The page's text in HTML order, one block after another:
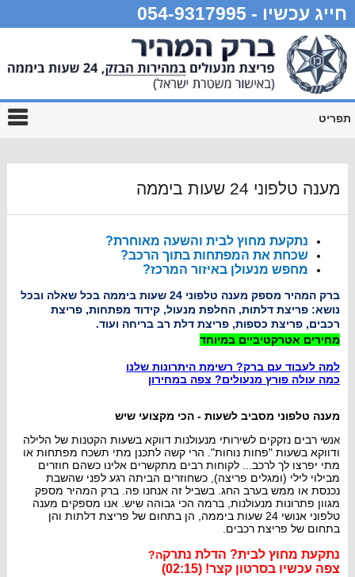
חייג עכשיו - 054-9317995
תפריט
מענה טלפוני 24 שעות ביממה
נתקעת מחוץ לבית והשעה מאוחרת?
שכחת את המפתחות בתוך הרכב?
מחפש מנעולן באיזור המרכז?
ברק המהיר מספק מענה טלפוני 24 שעות ביממה בכל
שאלה ובכל
נושא: פריצת דלתות, החלפת מנעול, קידוד מפתחות, פריצת
רכבים, פריצת כספות, פריצת דלת רב בריחה ועוד.
מחירים אטרקטיביים במיוחד
למה לעבוד עם ברק? רשימת היתרונות שלנו
כמה עולה פורץ מנעולים? צפה במחירון
מענה טלפוני מסביב לשעות - הכי מקצועי שיש
אנשי רבים נזקקים לשירותי מנעולנות דווקא בשעות הקטנות של הלילה
ודווקא בשעות "פחות נוחות". הרי קשה לתכנן מתי תשכח מפתחות או
מתי יפרצו לך לרכב... לקוחות רבים מתקשרים אלינו כשהם חוזרים
מבילוי לילי (ומגלים פריצה), כשחוזרים הביתה רגע לפני שהשבת
נכנסת או ממש בערב החג. בשביל זה אנחנו פה. ברק המהיר מספק
מגוון פתרונות מנעולנות, ברמה הכי גבוהה שיש. אנו מספקים מענה
טלפוני אנושי 24 שעות ביממה, הן בתחום של פריצת דלתות והן
בתחום של פריצת רכבים.
נתקעת מחוץ לבית? הדלת נתרקה?
צפה עכשיו בסרטון קצר! (02:15)